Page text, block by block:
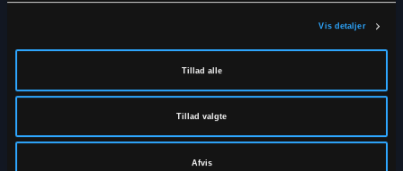
Vis detaljer
Tillad alle
Tillad valgte
Afvis
Få de seneste nyheder direkte i
din indbakke